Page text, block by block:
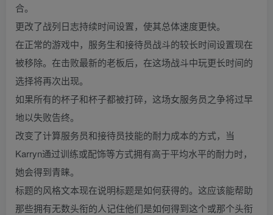
合。
更改了战列日志持续时间设置，使其总体速度更快。
在正常的游戏中，服务生和接待员战斗的较长时间设置现在
被移除。在击败最新的老板后，在这场战斗中玩更长时间的
选择将再次出现。
如果所有的杯子和杯子都被打碎，这场女服务员之争将过早
地以失败告终。
改变了计算服务员和接待员技能的耐力成本的方式，当
Karryn通过训练或配饰等方式拥有高于平均水平的耐力时，
她会得到青睐。
标题的风格文本现在说明标题是如何获得的。这应该能帮助
那些拥有无数头衔的人记住他们是如何得到这个或那个头衔